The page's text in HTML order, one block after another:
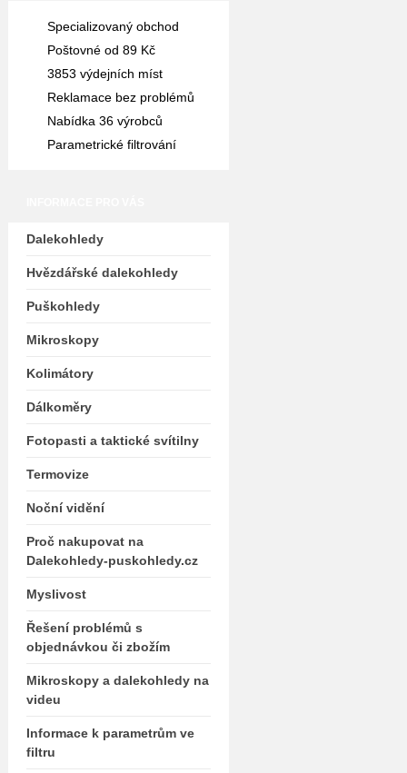
Specializovaný obchod
Poštovné od 89 Kč
3853 výdejních míst
Reklamace bez problémů
Nabídka 36 výrobců
Parametrické filtrování
Dalekohledy
Hvězdářské dalekohledy
Puškohledy
Mikroskopy
Kolimátory
Dálkoměry
Fotopasti a taktické svítilny
Termovize
Noční vidění
Proč nakupovat na
Dalekohledy-puskohledy.cz
Myslivost
Řešení problémů s
objednávkou či zbožím
Mikroskopy a dalekohledy na
videu
Informace k parametrům ve
filtru